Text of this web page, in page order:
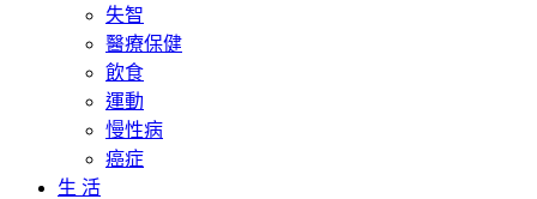
失智
醫療保健
飲食
運動
慢性病
癌症
生 活